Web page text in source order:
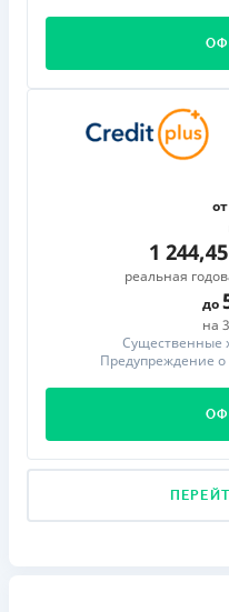
от
1 244,45
реальная
до
на
Существенные
Предупреждение